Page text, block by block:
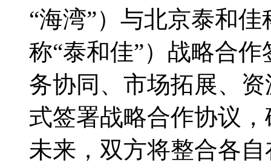
“海湾”）与北京泰和
称“泰和佳”）战略合
务协同、市场拓展、
式签署战略合作协议
未来，双方将整合各